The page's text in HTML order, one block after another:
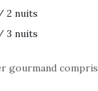
2 nuits
3 nuits
gourmand compris